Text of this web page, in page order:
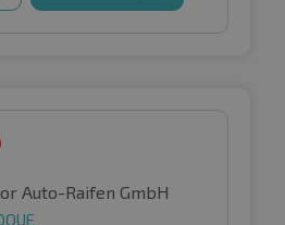
Auto-Raifen GmbH